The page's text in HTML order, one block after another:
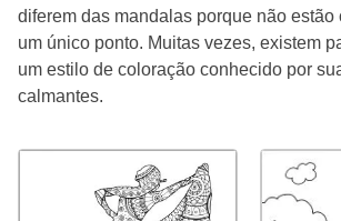
diferem das mandalas porque não estão
um único ponto. Muitas vezes, existem
um estilo de coloração conhecido por
calmantes.